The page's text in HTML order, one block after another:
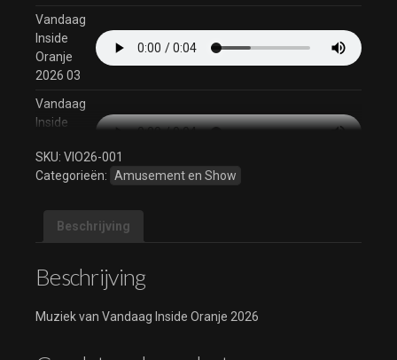
Vandaag
Inside
Oranje
2026 03
Vandaag
Inside
2026 04
Inside
Oranje
2026 05
Vandaag
Oranje
Vandaag
SKU: VIO26-001
Categorieën: Amusement en Show
Beschrijving
Beschrijving
Muziek van Vandaag Inside Oranje 2026